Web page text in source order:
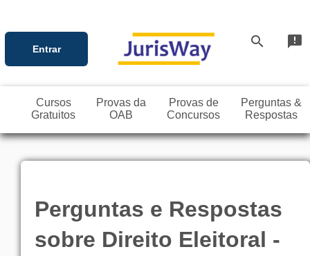
Entrar search announcement
Cursos
Gratuitos
Provas da
OAB
Provas de
Concursos
Perguntas &
Respostas
Perguntas e Respostas
sobre Direito Eleitoral -